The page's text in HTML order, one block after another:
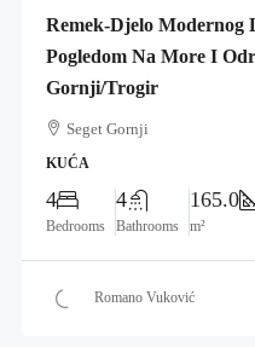
Remek-Djelo Modernog
Pogledom Na More I
Gornji/Trogir
Seget Gornji
KUĆA
4
Bedrooms
4
Bathrooms
165.0
m²
Romano Vuković